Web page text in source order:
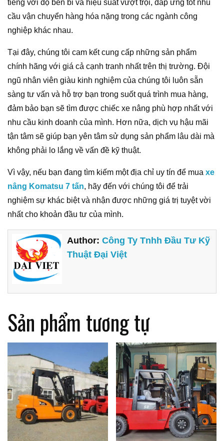
tiếng với độ bền bỉ và hiệu suất vượt trội, đáp ứng tốt nhu
cầu vận chuyển hàng hóa nặng trong các ngành công
nghiệp khác nhau.
Tại đây, chúng tôi cam kết cung cấp những sản phẩm
chính hãng với giá cả cạnh tranh nhất trên thị trường. Đội
ngũ nhân viên giàu kinh nghiệm của chúng tôi luôn sẵn
sàng tư vấn và hỗ trợ bạn trong suốt quá trình mua hàng,
đảm bảo bạn sẽ tìm được chiếc xe nâng phù hợp nhất với
nhu cầu kinh doanh của mình. Hơn nữa, dịch vụ hậu mãi
tận tâm sẽ giúp bạn yên tâm sử dụng sản phẩm lâu dài mà
không phải lo lắng về vấn đề kỹ thuật.
Vì vậy, nếu bạn đang tìm kiếm một địa chỉ uy tín để mua xe
nâng Komatsu 7 tấn, hãy đến với chúng tôi để trải
nghiệm sự khác biệt và nhận được những giá trị tuyệt vời
nhất cho khoản đầu tư của mình.
Author:Công Ty Tnhh Đầu Tư Kỹ
Thuật Đại Việt
Sản phẩm tương tự